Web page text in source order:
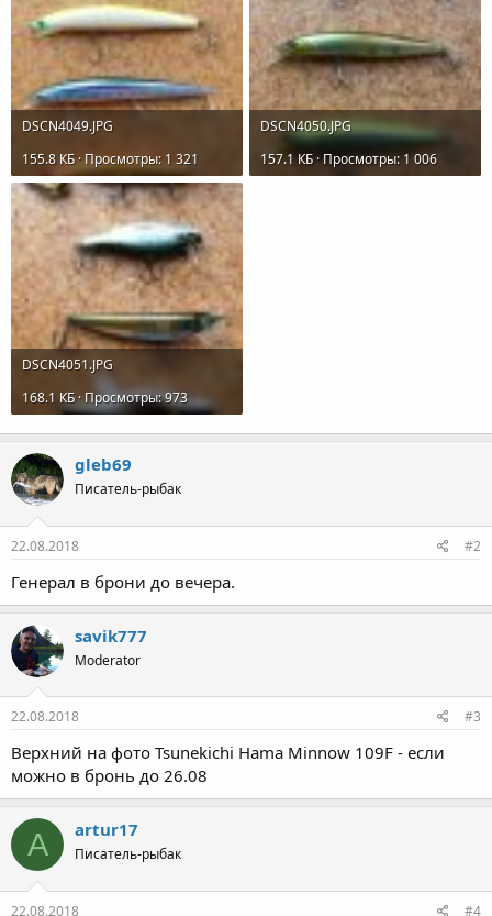
DSCN4049.JPG
155.8 КБ · Просмотры: 1 321
DSCN4050.JPG
157.1 КБ · Просмотры: 1 006
DSCN4051.JPG
168.1 КБ · Просмотры: 973
gleb69
Писатель-рыбак
22.08.2018 #2
Генерал в брони до вечера.
savik777
Moderator
22.08.2018 #3
Верхний на фото Tsunekichi Hama Minnow 109F - если
можно в бронь до 26.08
A artur17
Писатель-рыбак
22.08.2018 #4